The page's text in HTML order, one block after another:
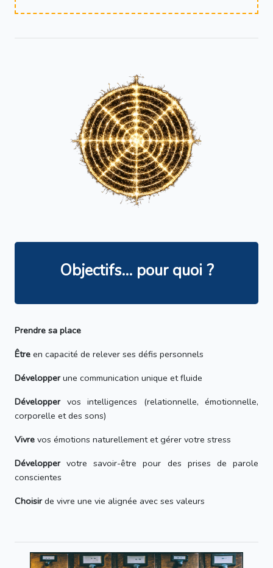
Objectifs... pour quoi ?
Prendre sa place
Être en capacité de relever ses défis personnels
Développerune communication unique et fluide
Développervos intelligences (relationnelle, émotionnelle,
corporelle et des sons)
Vivre vos émotions naturellement et gérer votre stress
Développervotre savoir-être pour des prises de parole
conscientes
Choisirde vivre une vie alignée avec ses valeurs